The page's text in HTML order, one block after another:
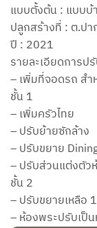
แบบตั้งต้น : แบบบ้
ปลูกสร้างที่ : ต.ปา
ปี : 2021
รายละเอียดการป
– เพิ่มที่จอดรถ ส
ชั้น 1
– เพิ่มครัวไทย
– ปรับย้ายซักล้าง
– ปรับขยาย
– ปรับส่วนแต่งตัว
ชั้น 2
– ปรับขยายเหลือ
– ห้องพระปรับเป็